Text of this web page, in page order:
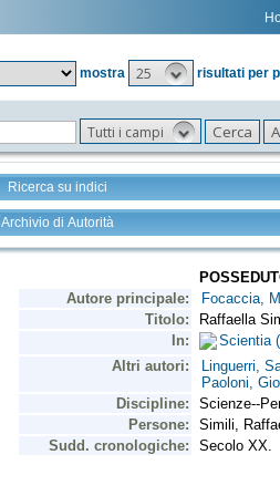
mostra
25 risultati per
Tutti i campi
Ricerca su indici
Archivio di Autorità